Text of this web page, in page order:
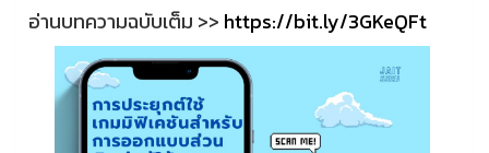
อ่านบทความฉบับเต็ม >> https://bit.ly/3GKeQFt